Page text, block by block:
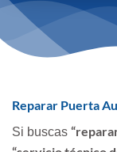
Reparar Puerta
Si buscas